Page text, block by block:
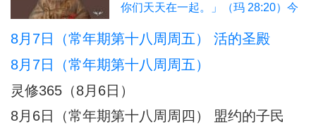
数百年的发展脉络。一、中华首位贞
女：陈子东完整生平陈子东（1627—
1665），
你们天天在一起。」（玛 28:20）今
日行动：安息在这份临在中。祈祷：
方济各说：当灵魂不再抓紧自己，天
主便成了她唯一的依靠。「把你的一
切挂虑都托给他，因为他必眷顾你
8月7日（常年期第十八周周五） 活的圣殿
8月7日（常年期第十八周周五）
灵修365（8月6日）
8月6日（常年期第十八周周四） 盟约的子民